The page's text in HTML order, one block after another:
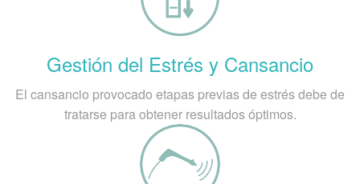
Gestión del Estrés y Cansancio
El cansancio provocado etapas previas de estrés debe de
tratarse para obtener resultados óptimos.